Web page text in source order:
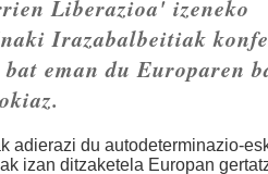
Liberazioa' izeneko
Irazabalbeitiak
eman du Europaren
adierazi du autodeterminazio-
izan ditzaketela Europan